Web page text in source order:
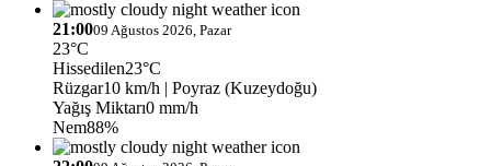
21:0009 Ağustos 2026, Pazar
23°C
Hissedilen23°C
Rüzgar10 km/h | Poyraz (Kuzeydoğu)
Yağış Miktarı0 mm/h
Nem88%